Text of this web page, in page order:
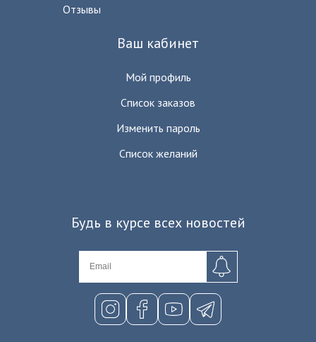
Отзывы
Ваш кабинет
Мой профиль
Список заказов
Изменить пароль
Список желаний
Будь в курсе всех новостей